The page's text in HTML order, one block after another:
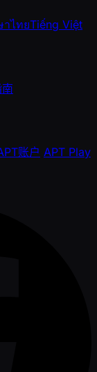
ไทยTiếng Việt
账户 APT Play